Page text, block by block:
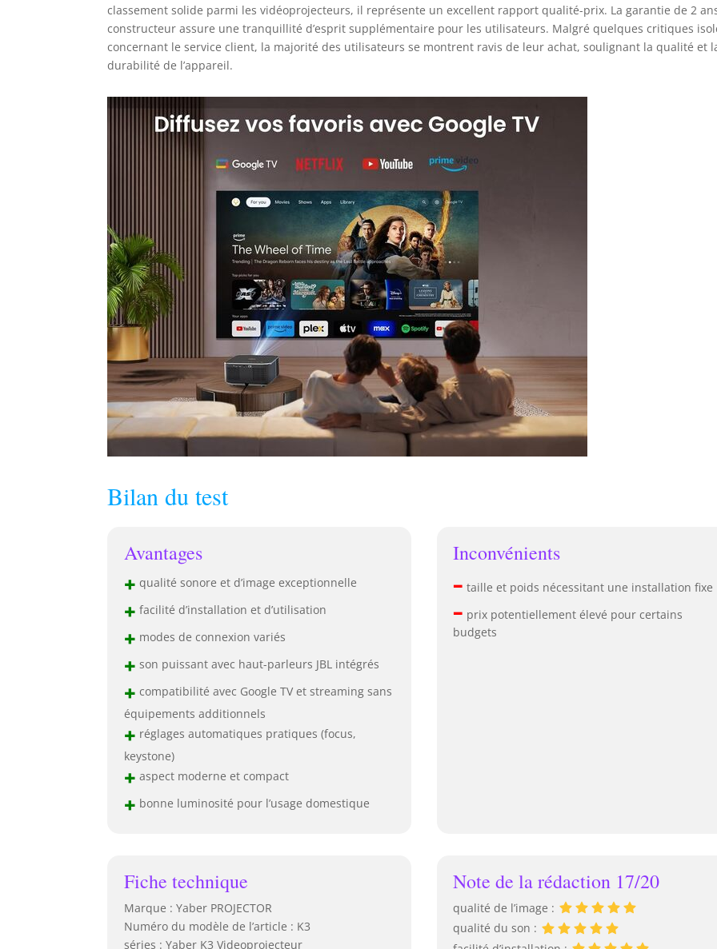
classement solide parmi les vidéoprojecteurs, il représente un excellent rapport qualité-prix. La garantie de 2
constructeur assure une tranquillité d’esprit supplémentaire pour les utilisateurs. Malgré quelques critiques
concernant le service client, la majorité des utilisateurs se montrent ravis de leur achat, soulignant la qualité et
durabilité de l’appareil.
Bilan du test
Avantages
+ qualité sonore et d’image exceptionnelle
+ facilité d’installation et d’utilisation
+ modes de connexion variés
+ son puissant avec haut-parleurs JBL intégrés
+ compatibilité avec Google TV et streaming sans
équipements additionnels
+ réglages automatiques pratiques (focus,
keystone)
+ aspect moderne et compact
+ bonne luminosité pour l’usage domestique
Inconvénients
– taille et poids nécessitant une installation fixe
– prix potentiellement élevé pour certains
budgets
Fiche technique
Marque : Yaber PROJECTOR
Numéro du modèle de l’article : K3
séries : Yaber K3 Videoprojecteur
Note de la rédaction 17/20
qualité de l’image :
qualité du son :